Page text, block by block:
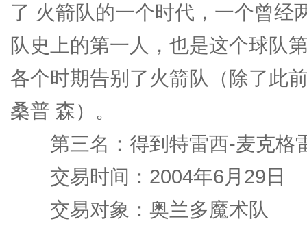
了 火箭队的一个时代，一个曾经
队史上的第一人，也是这个球队
各个时期告别了火箭队（除了此
桑普 森）。
第三名：得到特雷西-麦克格
交易时间：2004年6月29日
交易对象：奥兰多魔术队